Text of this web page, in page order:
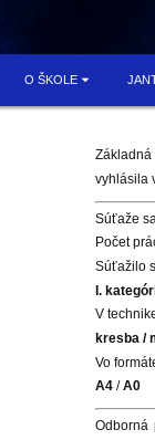
O ŠKOLE
správa
Základná
vyhlásila
Súťaže
Počet
Súťažilo
I.
V
kresba /
Vo
A4 /A0
Odborná